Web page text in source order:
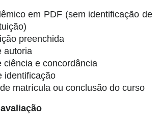
em PDF (sem identificação de
preenchida
autoria
ciência e concordância
identificação
matrícula ou conclusão do curso